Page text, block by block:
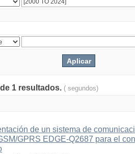
1 resultados. ( segundos)
de un sistema de
GPRS EDGE-Q2687 para el